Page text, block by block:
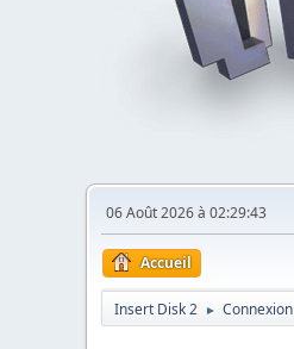
06 Août 2026 à 02:29:43
Accueil
Insert Disk 2 ► Connexion